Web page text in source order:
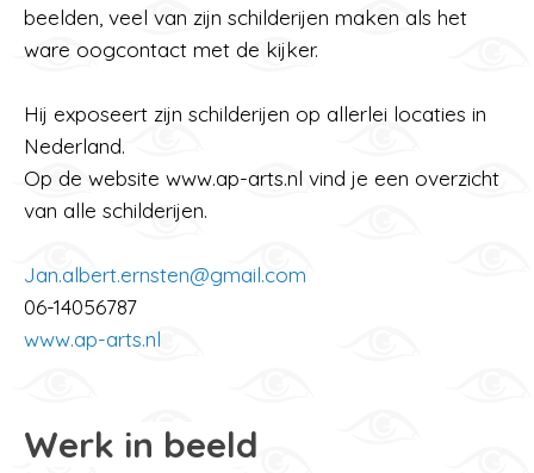
beelden, veel van zijn schilderijen maken als het
ware oogcontact met de kijker.
Hij exposeert zijn schilderijen op allerlei locaties in
Nederland.
Op de website www.ap-arts.nl vind je een overzicht
van alle schilderijen.
Jan.albert.ernsten@gmail.com
06-14056787
www.ap-arts.nl
Werk in beeld